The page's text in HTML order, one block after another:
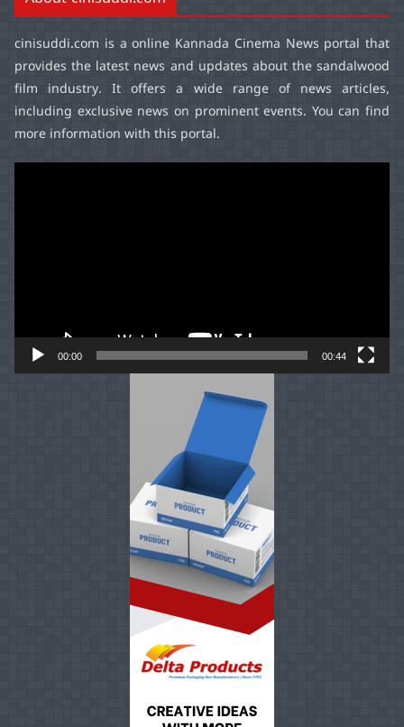
cinisuddi.com is a online Kannada Cinema News portal that
provides the latest news and updates about the sandalwood
film industry. It offers a wide range of news articles,
including exclusive news on prominent events. You can find
more information with this portal.
00:00 00:44